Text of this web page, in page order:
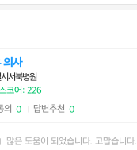
의사
서북병원
코어: 226
의 0 답변추천 0
많은 도움이 되었습니다. 고맙습니다.